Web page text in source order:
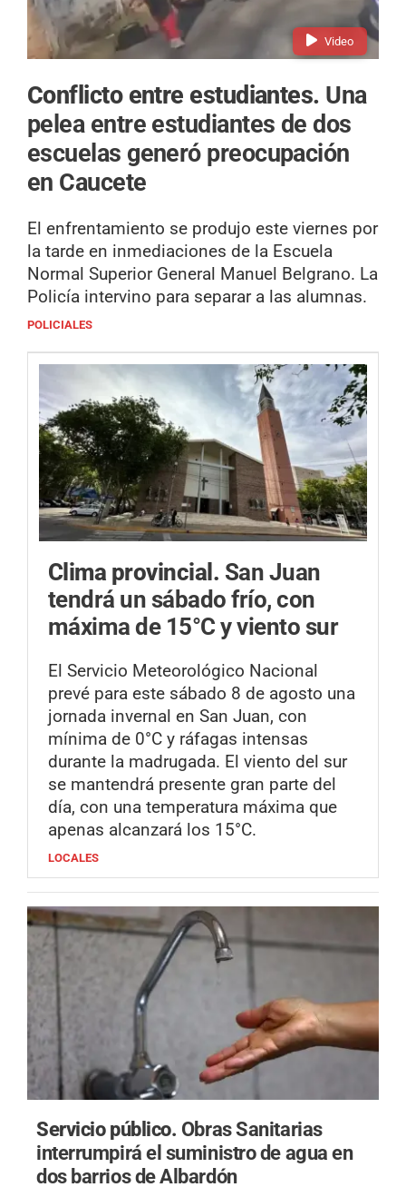
Video
Conflicto entre estudiantes. Una
pelea entre estudiantes de dos
escuelas generó preocupación
en Caucete
El enfrentamiento se produjo este viernes por
la tarde en inmediaciones de la Escuela
Normal Superior General Manuel Belgrano. La
Policía intervino para separar a las alumnas.
POLICIALES
Clima provincial. San Juan
tendrá un sábado frío, con
máxima de 15°C y viento sur
El Servicio Meteorológico Nacional
prevé para este sábado 8 de agosto una
jornada invernal en San Juan, con
mínima de 0°C y ráfagas intensas
durante la madrugada. El viento del sur
se mantendrá presente gran parte del
día, con una temperatura máxima que
apenas alcanzará los 15°C.
LOCALES
Servicio público. Obras Sanitarias
interrumpirá el suministro de agua en
dos barrios de Albardón